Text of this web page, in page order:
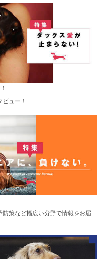
ュー！
策など幅広い分野で情報をお届